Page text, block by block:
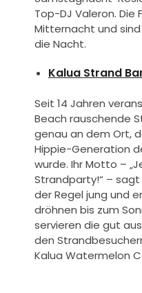
Top-DJ Valeron.
Mitternacht und
die Nacht.
Kalua Strand
Seit 14 Jahren
Beach rauschende
genau an dem Ort,
Hippie-Generation
wurde. Ihr Motto –
Strandparty!“ – sagt
der Regel jung und
dröhnen bis zum
servieren die gut
den
Kalua Watermelon